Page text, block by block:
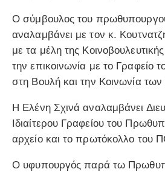
Ο σύμβουλος του
αναλαμβάνει με τον κ.
με τα μέλη της
την επικοινωνία με το Γραφείο
στη Βουλή και την Κοινωνία
Η Ελένη Σχινά αναλαμβάνει
Ιδιαίτερου Γραφείου του
αρχείο και το πρωτόκολλο του
Ο υφυπουργός παρά τω